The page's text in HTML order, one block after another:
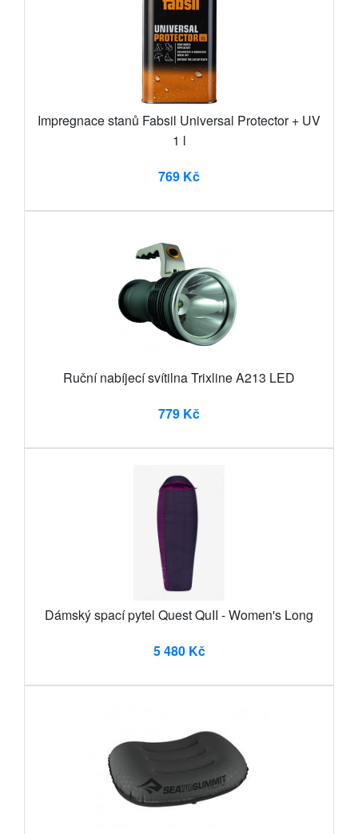
Impregnace stanů Fabsil Universal Protector + UV
1 l
769 Kč
Ruční nabíjecí svítilna Trixline A213 LED
779 Kč
Dámský spací pytel Quest QuII - Women's Long
5 480 Kč